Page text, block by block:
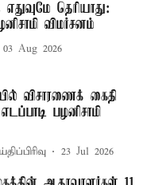
தெரியாது:
விமர்சனம்
03 Aug 2026
விசாரணைக் கைதி
பழனிசாமி
23 Jul 2026